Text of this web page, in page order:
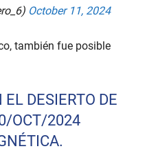
October 11, 2024
también fue posible
DESIERTO DE
OCT/2024